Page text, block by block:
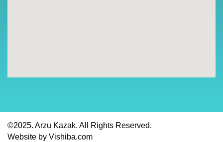
©2025. Arzu Kazak. All Rights Reserved.
Website by Vishiba.com